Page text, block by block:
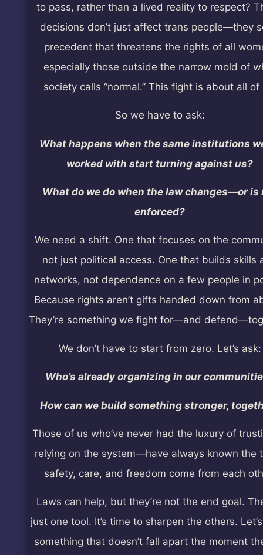
to pass, rather than a lived reality to respect?
decisions don’t just affect trans people—they
precedent that threatens the rights of all
especially those outside the narrow mold of
society calls “normal.” This fight is about all of
So we have to ask:
What happens when the same institutions
worked with start turning against us?
What do we do when the law changes—or is
enforced?
We need a shift. One that focuses on the
not just political access. One that builds skills
networks, not dependence on a few people in
Because rights aren’t gifts handed down from
They’re something we fight for—and
We don’t have to start from zero. Let’s ask:
Who’s already organizing in our
How can we build something stronger,
Those of us who’ve never had the luxury of
relying on the system—have always known the
safety, care, and freedom come from each
Laws can help, but they’re not the end goal.
just one tool. It’s time to sharpen the others.
something that doesn’t fall apart the moment